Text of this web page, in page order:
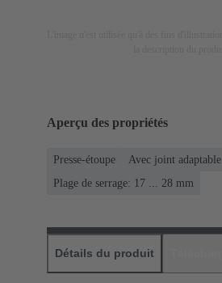
Aperçu des propriétés
Presse-étoupe
Avec joint adaptable
Plage de serrage: 17 ... 28 mm
Détails du produit